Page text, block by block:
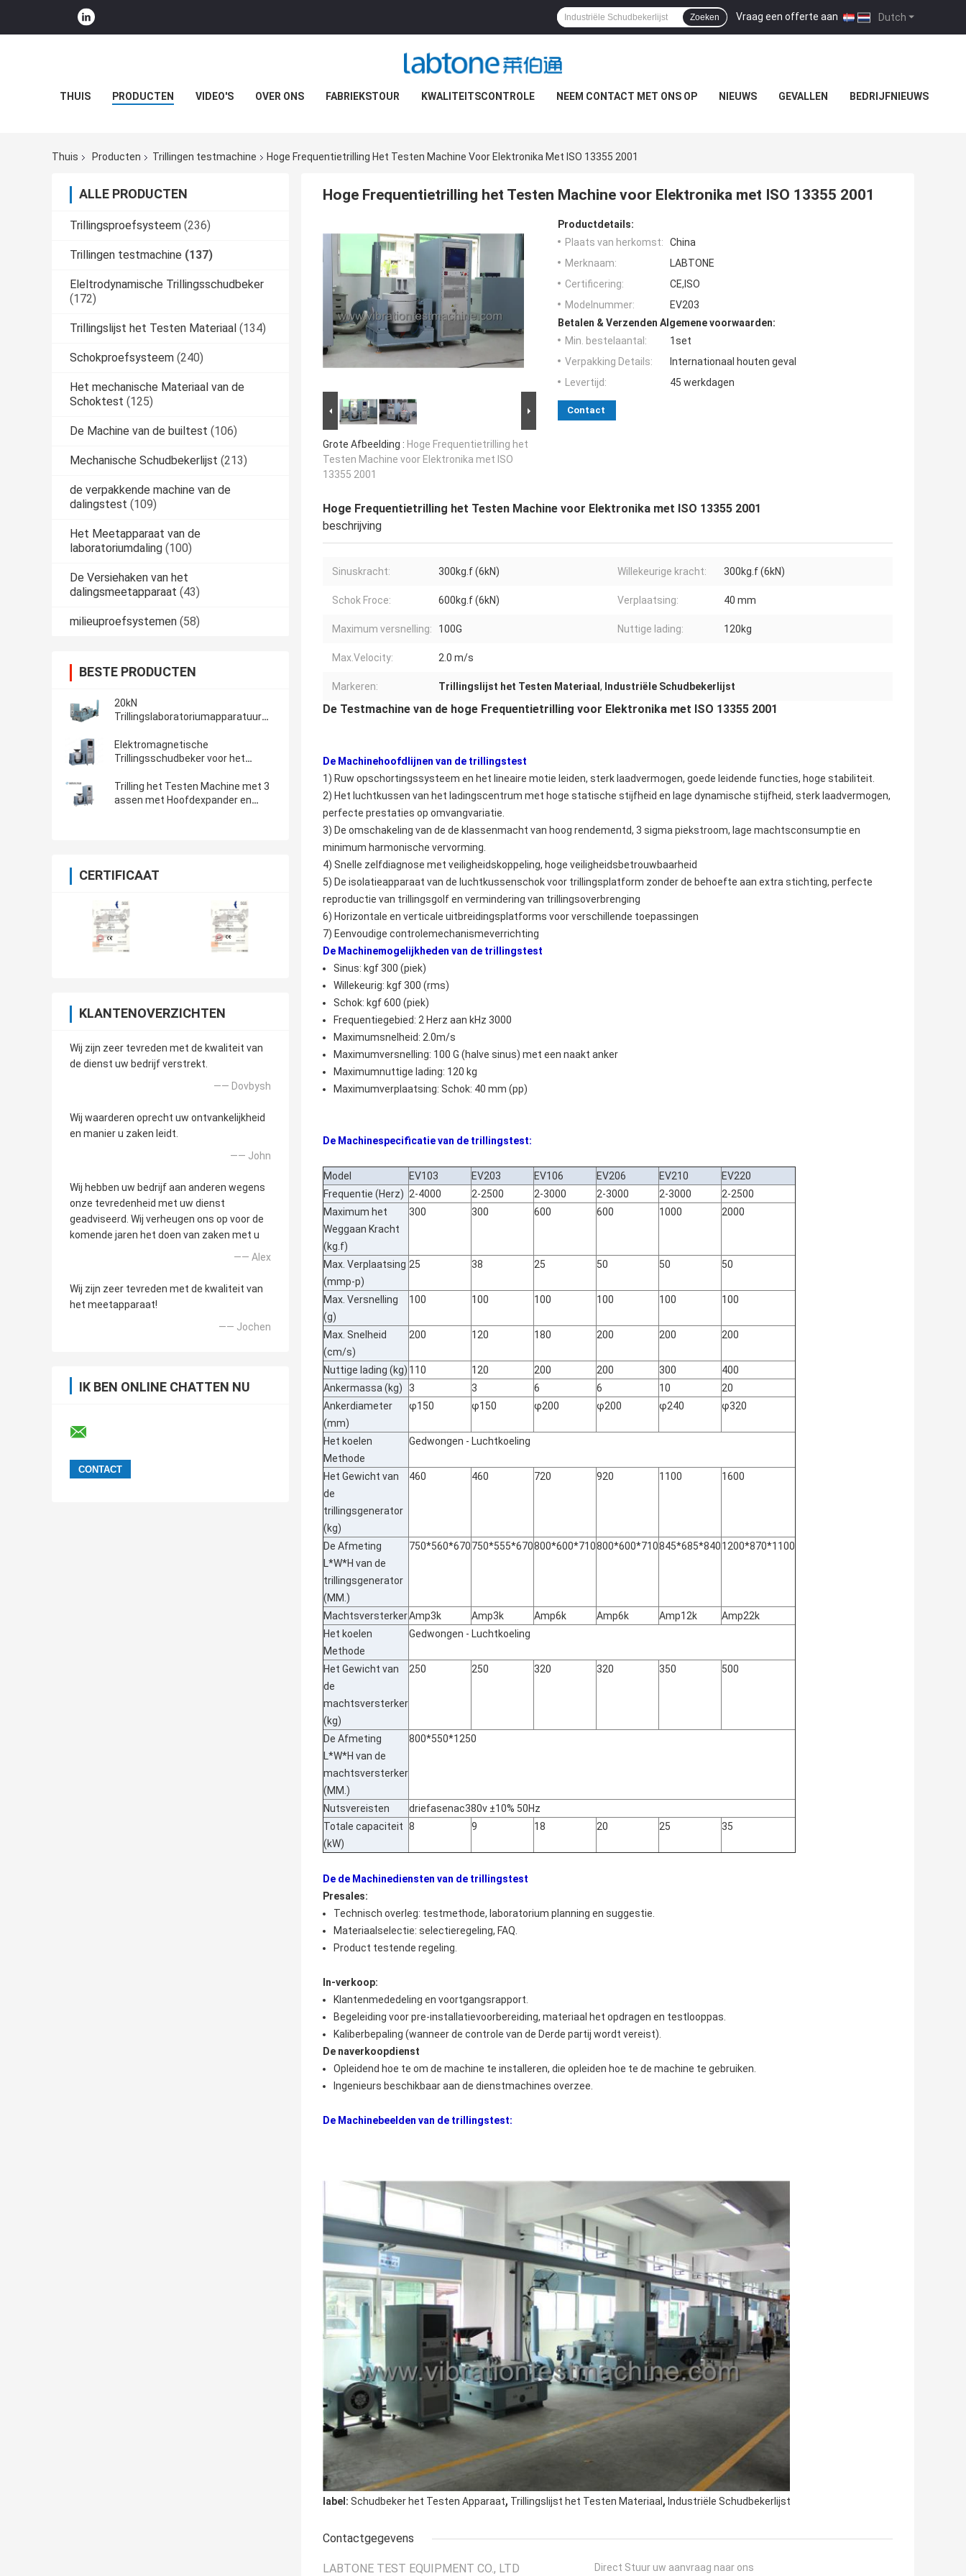
Dutch
Vraag een offerte aan |
Zoeken
THUIS PRODUCTEN VIDEO'S OVER ONS FABRIEKSTOUR KWALITEITSCONTROLE NEEM CONTACT MET ONS OP NIEUWS GEVALLEN BEDRIJFNIEUWS
Thuis Producten Trillingen testmachine Hoge Frequentietrilling Het Testen Machine Voor Elektronika Met ISO 13355 2001
ALLE PRODUCTEN
Trillingsproefsysteem (236)
Trillingen testmachine (137)
Eleltrodynamische Trillingsschudbeker
(172)
Trillingslijst het Testen Materiaal (134)
Schokproefsysteem (240)
Het mechanische Materiaal van de
Schoktest (125)
De Machine van de builtest (106)
Mechanische Schudbekerlijst (213)
de verpakkende machine van de
dalingstest (109)
Het Meetapparaat van de
laboratoriumdaling (100)
De Versiehaken van het
dalingsmeetapparaat (43)
milieuproefsystemen (58)
BESTE PRODUCTEN
20kN
Trillingslaboratoriumapparatuur
Elektromagnetische
Trillingsschudbeker voor het
Testen
Trilling het Testen Machine met 3
assen met Hoofdexpander en
CERTIFICAAT
KLANTENOVERZICHTEN
Wij zijn zeer tevreden met de kwaliteit van
de dienst uw bedrijf verstrekt.
—— Dovbysh
Wij waarderen oprecht uw ontvankelijkheid
en manier u zaken leidt.
—— John
Wij hebben uw bedrijf aan anderen wegens
onze tevredenheid met uw dienst
geadviseerd. Wij verheugen ons op voor de
komende jaren het doen van zaken met u
—— Alex
Wij zijn zeer tevreden met de kwaliteit van
het meetapparaat!
—— Jochen
IK BEN ONLINE CHATTEN NU
Hoge Frequentietrilling het Testen Machine voor Elektronika met ISO 13355 2001
Grote Afbeelding : Hoge Frequentietrilling het
Testen Machine voor Elektronika met ISO
13355 2001
Productdetails:
Plaats van herkomst:
China
Merknaam:
LABTONE
Certificering:
CE,ISO
Modelnummer:
EV203
Betalen & Verzenden Algemene voorwaarden:
Min. bestelaantal:
1set
Verpakking Details:
Internationaal houten geval
Levertijd:
45 werkdagen
Contact
Hoge Frequentietrilling het Testen Machine voor Elektronika met ISO 13355 2001
beschrijving
Sinuskracht: 300kg.f (6kN) Willekeurige kracht: 300kg.f (6kN)
Schok Froce: 600kg.f (6kN) Verplaatsing: 40 mm
Maximum versnelling: 100G Nuttige lading: 120kg
Max.Velocity: 2.0 m/s
Markeren: Trillingslijst het Testen Materiaal , Industriële Schudbekerlijst
De Testmachine van de hoge Frequentietrilling voor Elektronika met ISO 13355 2001
De Machinehoofdlijnen van de trillingstest
1) Ruw opschortingssysteem en het lineaire motie leiden, sterk laadvermogen, goede leidende functies, hoge stabiliteit.
2) Het luchtkussen van het ladingscentrum met hoge statische stijfheid en lage dynamische stijfheid, sterk laadvermogen,
perfecte prestaties op omvangvariatie.
3) De omschakeling van de de klassenmacht van hoog rendementd, 3 sigma piekstroom, lage machtsconsumptie en
minimum harmonische vervorming.
4) Snelle zelfdiagnose met veiligheidskoppeling, hoge veiligheidsbetrouwbaarheid
5) De isolatieapparaat van de luchtkussenschok voor trillingsplatform zonder de behoefte aan extra stichting, perfecte
reproductie van trillingsgolf en vermindering van trillingsoverbrenging
6) Horizontale en verticale uitbreidingsplatforms voor verschillende toepassingen
7) Eenvoudige controlemechanismeverrichting
De Machinemogelijkheden van de trillingstest
Sinus: kgf 300 (piek)
Willekeurig: kgf 300 (rms)
Schok: kgf 600 (piek)
Frequentiegebied: 2 Herz aan kHz 3000
Maximumsnelheid: 2.0m/s
Maximumversnelling: 100 G (halve sinus) met een naakt anker
Maximumnuttige lading: 120 kg
Maximumverplaatsing: Schok: 40 mm (pp)
De Machinespecificatie van de trillingstest:
Model EV103 EV203 EV106 EV206 EV210
EV220
Frequentie (Herz) 2-4000 2-2500 2-3000 2-3000 2-3000
2-2500
Maximum het
Weggaan Kracht
(kg.f)
300 300 600 600 1000 2000
Max. Verplaatsing
(mmp-p)
25 38 25 50 50 50
Max. Versnelling
(g)
100 100 100 100 100 100
Max. Snelheid
(cm/s)
200 120 180 200 200 200
Nuttige lading (kg) 110 120 200 200 300
400
Ankermassa (kg)
3 3 6 6 10
20
Ankerdiameter
(mm)
φ150 φ150 φ200 φ200 φ240 φ320
Het koelen
Methode
Gedwongen - Luchtkoeling
Het Gewicht van
de
trillingsgenerator
(kg)
460 460 720 920 1100 1600
De Afmeting
L*W*H van de
trillingsgenerator
(MM.)
750*560*670750*555*670800*600*710800*600*710845*685*8401200*870*1100
MachtsversterkerAmp3k Amp3k Amp6k Amp6k Amp12k
Amp22k
Het koelen
Methode
Gedwongen - Luchtkoeling
Het Gewicht van
de
machtsversterker
(kg)
250 250 320 320 350 500
De Afmeting
L*W*H van de
machtsversterker
(MM.)
800*550*1250
Nutsvereisten
driefasenac380v ±10% 50Hz
Totale capaciteit
(kW)
8 9 18 20 25 35
De de Machinediensten van de trillingstest
Presales:
Technisch overleg: testmethode, laboratorium planning en suggestie.
Materiaalselectie: selectieregeling, FAQ.
Product testende regeling.
In-verkoop:
Klantenmededeling en voortgangsrapport.
Begeleiding voor pre-installatievoorbereiding, materiaal het opdragen en testlooppas.
Kaliberbepaling (wanneer de controle van de Derde partij wordt vereist).
De naverkoopdienst
Opleidend hoe te om de machine te installeren, die opleiden hoe te de machine te gebruiken.
Ingenieurs beschikbaar aan de dienstmachines overzee.
De Machinebeelden van de trillingstest:
label: Schudbeker het Testen Apparaat, Trillingslijst het Testen Materiaal , Industriële Schudbekerlijst
Contactgegevens
LABTONE TEST EQUIPMENT CO., LTD Direct Stuur uw aanvraag naar ons